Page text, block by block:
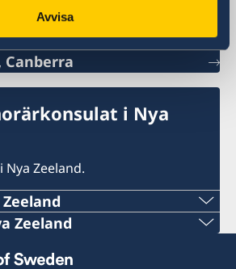
Avvisa
i Nya
Nya Zeeland.
Zeeland